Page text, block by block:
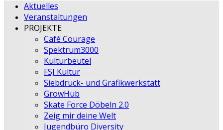
Aktuelles
Veranstaltungen
PROJEKTE
Café Courage
Spektrum3000
Kulturbeutel
FSJ Kultur
Siebdruck- und Grafikwerkstatt
GrowHub
Skate Force Döbeln 2.0
Zeig mir deine Welt
Jugendbüro Diversity